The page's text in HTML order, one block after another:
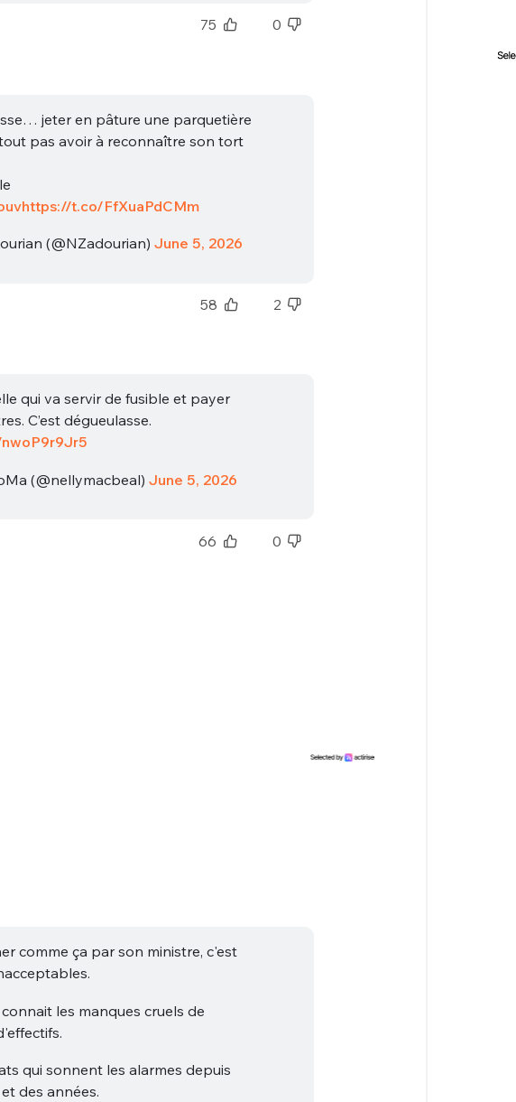
75 0
jeter en pâture une parquetière
pas avoir à reconnaître son tort
https://t.co/FfXuaPdCMm
(@NZadourian) June 5, 2026
58 2
qui va servir de fusible et payer
C’est dégueulasse.
(@nellymacbeal) June 5, 2026
66 0
comme ça par son ministre, c'est
les manques cruels de
qui sonnent les alarmes depuis
des années.
!
sélection
M'INSCRIRE